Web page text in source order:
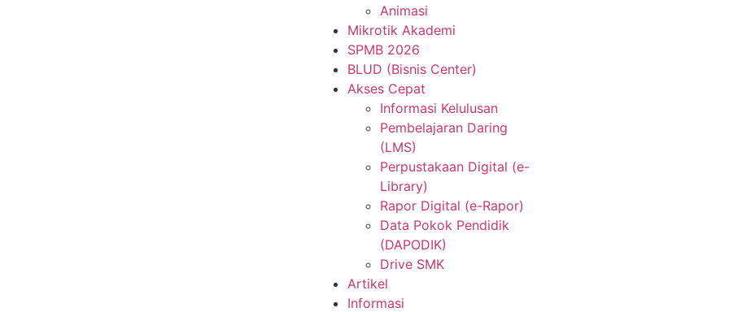
Animasi
Mikrotik Akademi
SPMB 2026
BLUD (Bisnis Center)
Akses Cepat
Informasi Kelulusan
Pembelajaran Daring
(LMS)
Perpustakaan Digital (e-
Library)
Rapor Digital (e-Rapor)
Data Pokok Pendidik
(DAPODIK)
Drive SMK
Artikel
Informasi